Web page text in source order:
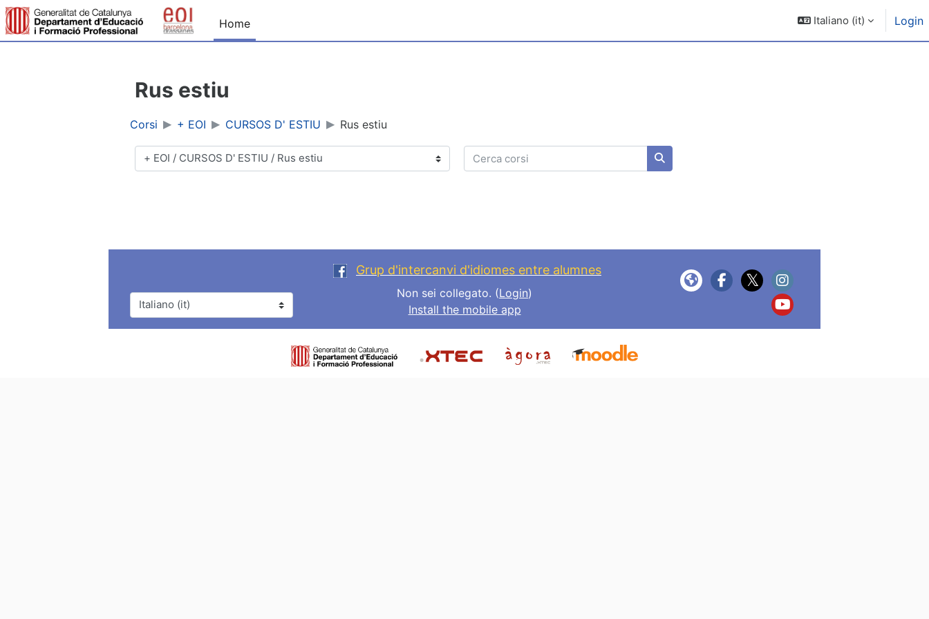
Vai al contenuto principale
Home
Italiano ‎(it)‎ Login
Rus estiu
Corsi + EOI CURSOS D' ESTIU Rus estiu
Categorie di corso
Cerca corsi
Cerca corsi
Lingua
Grup d'intercanvi d'idiomes entre alumnes
Non sei collegato. (Login)
Install the mobile app